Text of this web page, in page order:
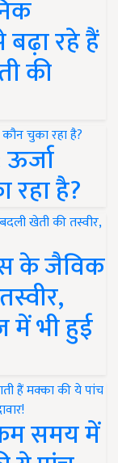
रहे हैं
की
रहा है?
के जैविक
में भी हुई
समय में